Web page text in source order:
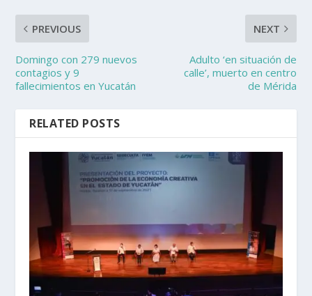
PREVIOUS
Domingo con 279 nuevos
contagios y 9
fallecimientos en Yucatán
NEXT
Adulto ‘en situación de
calle’, muerto en centro
de Mérida
RELATED POSTS